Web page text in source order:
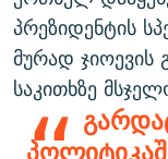
პრეზიდენტის
მურად ჯიოევის
საკითხზე